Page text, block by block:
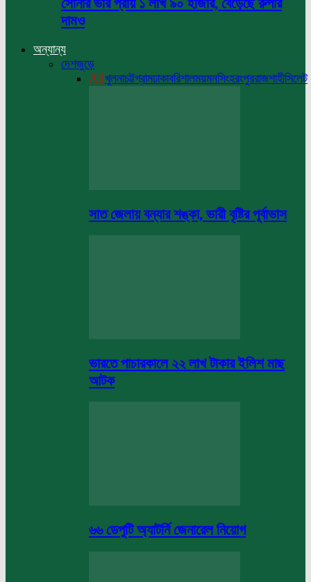
সোনার ভরি প্রায় ১ লাখ ৯০ হাজার, বেড়েছে রুপার
দামও
অন্যান্য
দেশজুড়ে
Allখুলনাচট্টগ্রামঢাকাবরিশালময়মনসিংহরংপুররাজশাহীসিলেট
সাত জেলায় বন্যার শঙ্কা, ভারী বৃষ্টির পূর্বাভাস
ভারতে পাচারকালে ২২ লাখ টাকার ইলিশ মাছ
আটক
৬৬ ডেপুটি অ্যাটর্নি জেনারেল নিয়োগ